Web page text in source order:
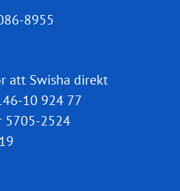
8955
att Swisha direkt
10 924 77
5705-2524